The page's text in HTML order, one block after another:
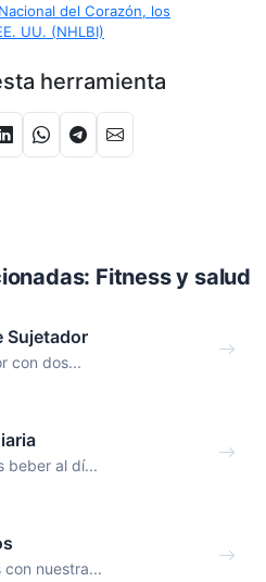
del Corazón, los
UU. (NHLBI)
herramienta
Fitness y salud
Sujetador
con dos...
beber al dí...
nuestra...